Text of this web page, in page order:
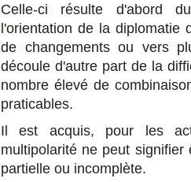
Celle-ci résulte d'abord
l'orientation de la diplomatie
de changements ou vers
découle d'autre part de la
nombre élevé de
praticables.
Il est acquis, pour les
multipolarité ne peut
partielle ou incomplète.